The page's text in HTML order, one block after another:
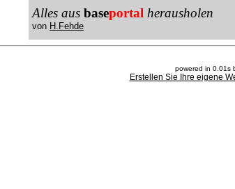
Alles aus baseportal herausholen
von H.Fehde
powered in 0.01s
Erstellen Sie Ihre eigene